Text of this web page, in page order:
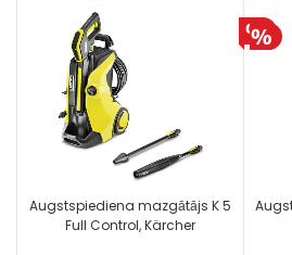
Augstspiediena mazgātājs K 5
Full Control, Kärcher